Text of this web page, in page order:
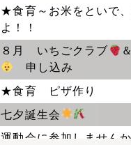
★食育～お米をといで
よ！！
８月 いちごクラブ
申し込み
★食育 ピザ作り
七夕誕生会
運動会に参加しません